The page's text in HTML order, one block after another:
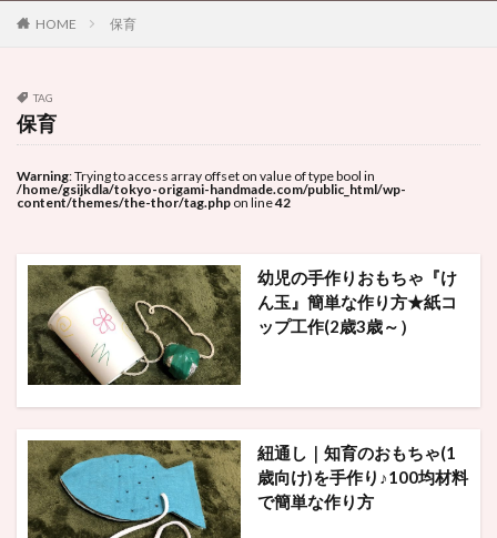
HOME 保育
TAG
保育
Warning: Trying to access array offset on value of type bool in
/home/gsijkdla/tokyo-origami-handmade.com/public_html/wp-
content/themes/the-thor/tag.php on line42
幼児の手作りおもちゃ『け
ん玉』簡単な作り方★紙コ
ップ工作(2歳3歳～）
紐通し｜知育のおもちゃ(1
歳向け)を手作り♪100均材料
で簡単な作り方